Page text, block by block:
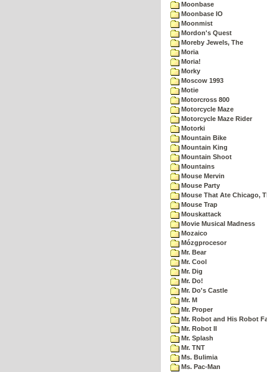
Moonbase
Moonbase IO
Moonmist
Mordon's Quest
Moreby Jewels, The
Moria
Moria!
Morky
Moscow 1993
Motie
Motorcross 800
Motorcycle Maze
Motorcycle Maze Rider
Motorki
Mountain Bike
Mountain King
Mountain Shoot
Mountains
Mouse Mervin
Mouse Party
Mouse That Ate Chicago,
Mouse Trap
Mouskattack
Movie Musical Madness
Mozaico
Mózgprocesor
Mr. Bear
Mr. Cool
Mr. Dig
Mr. Do!
Mr. Do's Castle
Mr. M
Mr. Proper
Mr. Robot and His Robot
Mr. Robot II
Mr. Splash
Mr. TNT
Ms. Bulimia
Ms. Pac-Man